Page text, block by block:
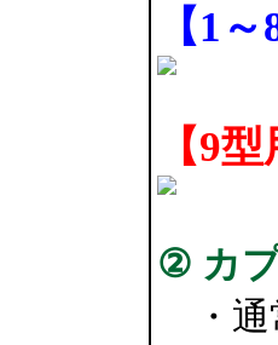
【1
【9
② カ
・通